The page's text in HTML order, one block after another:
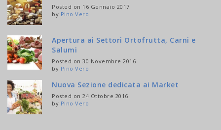
Posted on 16 Gennaio 2017
by Pino Vero
Apertura ai Settori Ortofrutta, Carni e
Salumi
Posted on 30 Novembre 2016
by Pino Vero
Nuova Sezione dedicata ai Market
Posted on 24 Ottobre 2016
by Pino Vero